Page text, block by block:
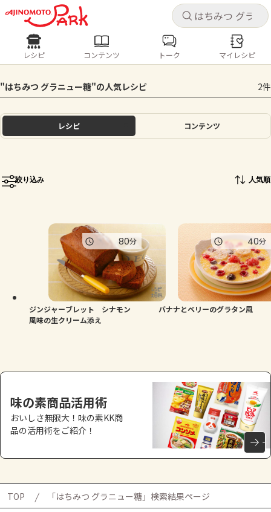
キャ
ログインするとレシピを保存できます
ログイン
ホーム
トーク
よくあるお問い合わせ
お買い物
キャ
レシピ コンテンツ
人気の食材・レシピ
きゅうり なす トマト とうもろこし
ピーマン
レシピ コンテンツ トーク マイレシピ
"はちみつ グラニュー糖"の人気レシピ 2件
レシピ コンテンツ
絞り込み 人気順
ジンジャーブレット シナモン
風味の生クリーム添え
80分
バナナとベリーのグラタン風
40分
味の素商品活用術
おいしさ無限大！味の素KK商
品の活用術をご紹介！
TOP 「はちみつ グラニュー糖」検索結果ページ